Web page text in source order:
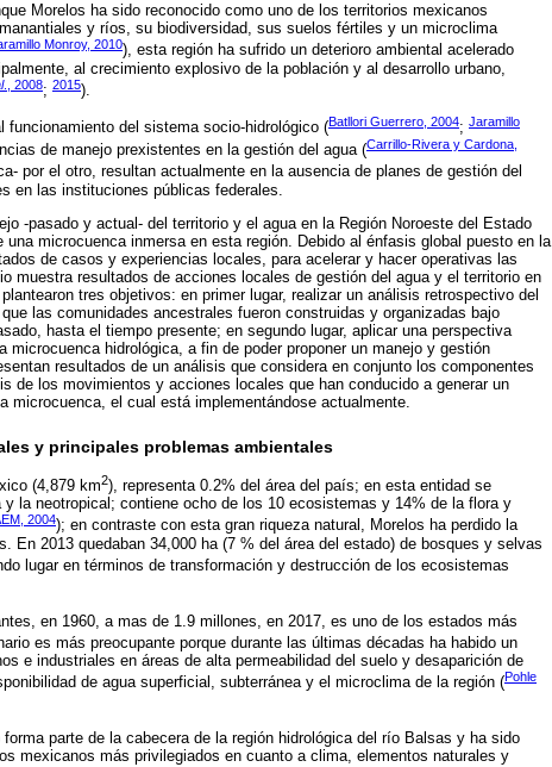
Morelos ha sido reconocido como uno de los territorios mexicanos
y ríos, su biodiversidad, sus suelos fértiles y un microclima
Monroy, 2010), esta región ha sufrido un deterioro ambiental acelerado
al crecimiento explosivo de la población y al desarrollo urbano,
., 2008; 2015).
del sistema socio-hidrológico (Batllori Guerrero, 2004; Jaramillo
de manejo prexistentes en la gestión del agua (Carrillo-Rivera y Cardona,
por el otro, resultan actualmente en la ausencia de planes de gestión del
en las instituciones públicas federales.
-pasado y actual- del territorio y el agua en la Región Noroeste del Estado
microcuenca inmersa en esta región. Debido al énfasis global puesto en la
de casos y experiencias locales, para acelerar y hacer operativas las
muestra resultados de acciones locales de gestión del agua y el territorio en
tres objetivos: en primer lugar, realizar un análisis retrospectivo del
las comunidades ancestrales fueron construidas y organizadas bajo
hasta el tiempo presente; en segundo lugar, aplicar una perspectiva
hidrológica, a fin de poder proponer un manejo y gestión
resultados de un análisis que considera en conjunto los componentes
de los movimientos y acciones locales que han conducido a generar un
microcuenca, el cual está implementándose actualmente.
y principales problemas ambientales
(4,879 km2), representa 0.2% del área del país; en esta entidad se
la neotropical; contiene ocho de los 10 ecosistemas y 14% de la flora y
2004); en contraste con esta gran riqueza natural, Morelos ha perdido la
En 2013 quedaban 34,000 ha (7 % del área del estado) de bosques y selvas
lugar en términos de transformación y destrucción de los ecosistemas
en 1960, a mas de 1.9 millones, en 2017, es uno de los estados más
es más preocupante porque durante las últimas décadas ha habido un
e industriales en áreas de alta permeabilidad del suelo y desaparición de
de agua superficial, subterránea y el microclima de la región (Pohle
forma parte de la cabecera de la región hidrológica del río Balsas y ha sido
mexicanos más privilegiados en cuanto a clima, elementos naturales y